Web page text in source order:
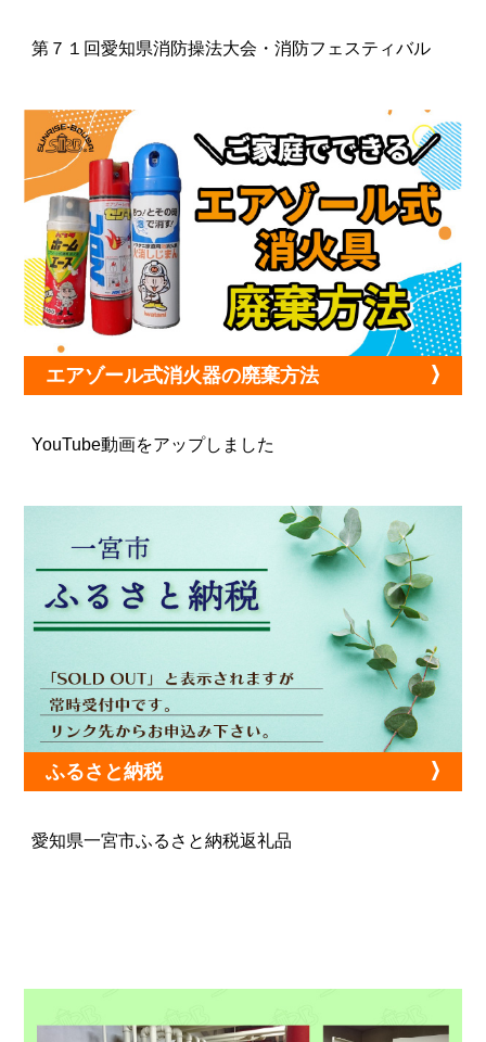
第７１回愛知県消防操法大会・消防フェスティバル
エアゾール式消火器の廃棄方法
YouTube動画をアップしました
ふるさと納税
愛知県一宮市ふるさと納税返礼品